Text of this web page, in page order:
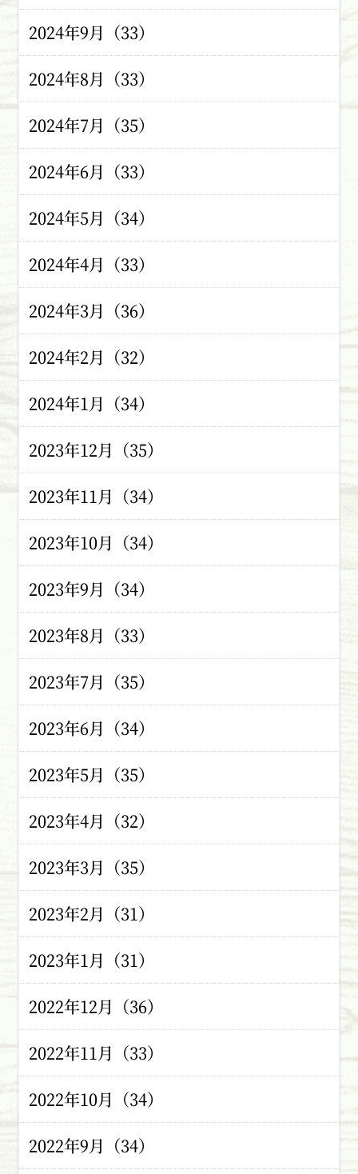
2024年9月（33）
2024年8月（33）
2024年7月（35）
2024年6月（33）
2024年5月（34）
2024年4月（33）
2024年3月（36）
2024年2月（32）
2024年1月（34）
2023年12月（35）
2023年11月（34）
2023年10月（34）
2023年9月（34）
2023年8月（33）
2023年7月（35）
2023年6月（34）
2023年5月（35）
2023年4月（32）
2023年3月（35）
2023年2月（31）
2023年1月（31）
2022年12月（36）
2022年11月（33）
2022年10月（34）
2022年9月（34）